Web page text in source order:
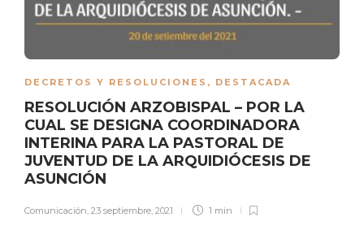
DECRETOS Y RESOLUCIONES , DESTACADA
RESOLUCIÓN ARZOBISPAL – POR LA
CUAL SE DESIGNA COORDINADORA
INTERINA PARA LA PASTORAL DE
JUVENTUD DE LA ARQUIDIÓCESIS DE
ASUNCIÓN
Comunicación, 23 septiembre, 2021 1 min